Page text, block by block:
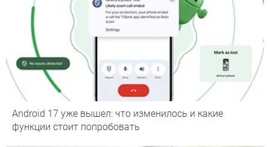
Android 17 уже вышел: что изменилось и какие
функции стоит попробовать